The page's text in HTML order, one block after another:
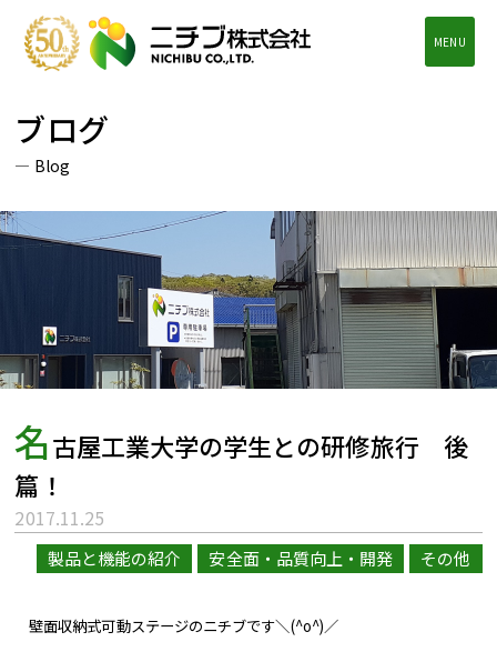
MENU
ブログ
Blog
名古屋工業大学の学生との研修旅行 後
篇！
2017.11.25
製品と機能の紹介 安全面・品質向上・開発 その他
壁面収納式可動ステージのニチブです＼(^o^)／